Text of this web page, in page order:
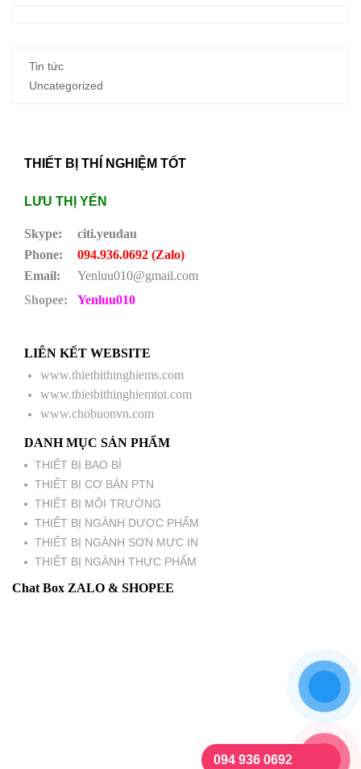
Tin tức
Uncategorized
THIẾT BỊ THÍ NGHIỆM TỐT
LƯU THỊ YẾN
Skype:
citi.yeudau
Phone:
094.936.0692 (Zalo)
Email:
Yenluu010@gmail.com
Shopee:
Yenluu010
LIÊN KẾT WEBSITE
www.thietbithinghiems.com
www.thietbithinghiemtot.com
www.chobuonvn.com
DANH MỤC SẢN PHẨM
THIẾT BỊ BAO BÌ
THIẾT BỊ CƠ BẢN PTN
THIẾT BỊ MÔI TRƯỜNG
THIẾT BỊ NGÀNH DƯỢC PHẨM
THIẾT BỊ NGÀNH SƠN MỰC IN
THIẾT BỊ NGÀNH THỰC PHẨM
Chat Box ZALO & SHOPEE
094 936 0692